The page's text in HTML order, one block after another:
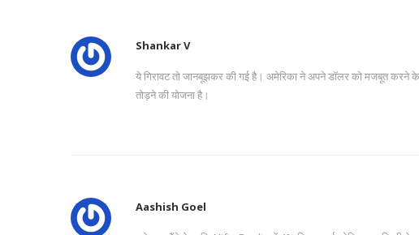
Shankar V
ये गिरावट तो जानबूझकर की गई है। अमेरिका ने अपने डॉलर को मजबूत करने के
तोड़ने की योजना है।
Aashish Goel